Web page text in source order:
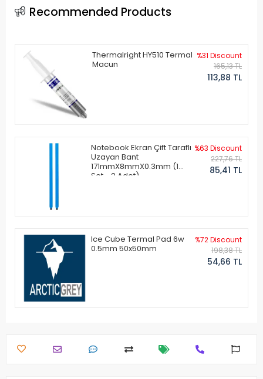
Recommended Products
Thermalright HY510 Termal
Macun
%31 Discount
165,13 TL
113,88 TL
Notebook Ekran Çift Taraflı
Uzayan Bant
171mmX8mmX0.3mm (1
Set - 2 Adet)
%63 Discount
227,76 TL
85,41 TL
Ice Cube Termal Pad 6w
0.5mm 50x50mm
%72 Discount
198,38 TL
54,66 TL